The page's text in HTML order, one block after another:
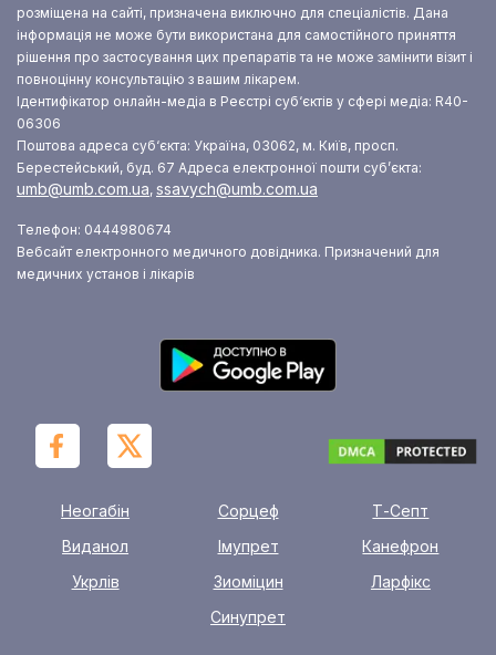
розміщена на сайті, призначена виключно для спеціалістів. Дана
інформація не може бути використана для самостійного приняття
рішення про застосування цих препаратів та не може замінити візит і
повноцінну консультацію з вашим лікарем.
Ідентифікатор онлайн-медіа в Реєстрі суб‘єктів у сфері медіа: R40-
06306
Поштова адреса суб‘єкта: Україна, 03062, м. Київ, просп.
Берестейський, буд. 67 Адреса електронної пошти суб’єкта:
umb@umb.com.ua, ssavych@umb.com.ua
Телефон: 0444980674
Вебсайт електронного медичного довідника. Призначений для
медичних установ і лікарів
Неогабін Сорцеф
Т-Септ
Виданол
Імупрет
Канефрон
Укрлів
Зиоміцин
Ларфікс
Синупрет